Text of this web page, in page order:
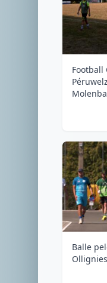
Football
Balle